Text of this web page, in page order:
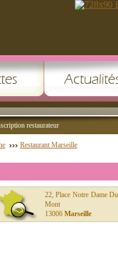
restaurateur
Restaurant Marseille
22, Place Notre Dame Du
Mont
13006 Marseille